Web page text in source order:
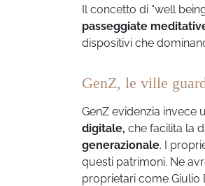
Il concetto di “well
passeggiate
dispositivi che
GenZ, le ville
GenZ evidenzia invece
digitale, che facilita la
generazionale. I
questi patrimoni. Ne
proprietari come Giulio